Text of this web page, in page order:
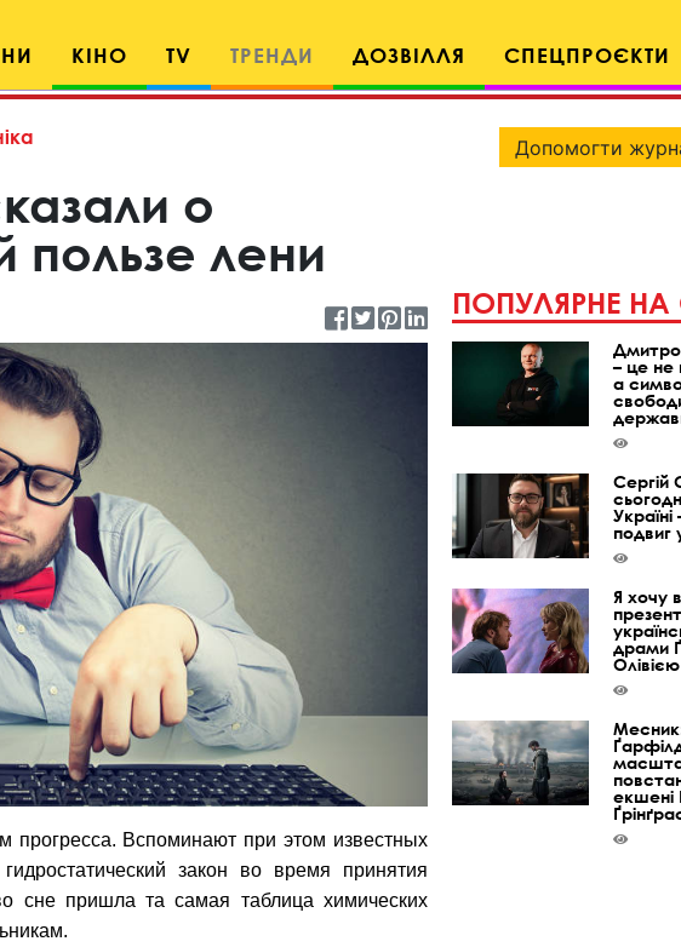
КІНО TV ТРЕНДИ ДОЗВІЛЛЯ СПЕЦПРОЄКТИ
о
лени
прогресса. Вспоминают при этом известных
закон во время принятия
сне пришла та самая таблица химических
Допомогти
ПОПУЛЯРНЕ НА
Дмитро
– це не
а
Сергій
подвиг
Я хочу
драми
екшені